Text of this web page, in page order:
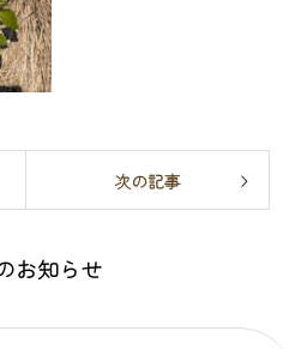
次の記事
お知らせ